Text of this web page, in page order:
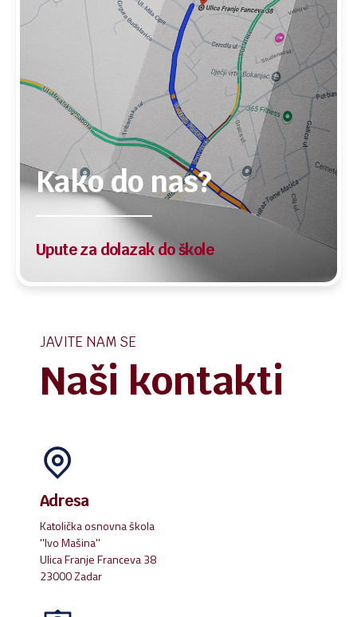
Kako do nas?
Upute za dolazak do škole
JAVITE NAM SE
Naši kontakti
Adresa
Katolička osnovna škola
''Ivo Mašina''
Ulica Franje Franceva 38
23000 Zadar